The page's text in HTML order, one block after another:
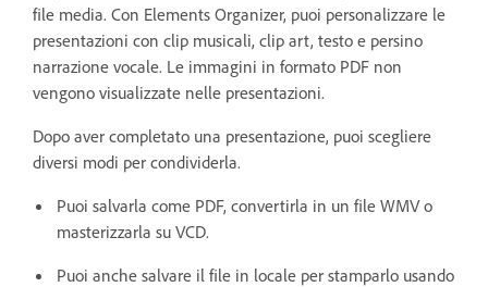
file media. Con Elements Organizer, puoi personalizzare le
presentazioni con clip musicali, clip art, testo e persino
narrazione vocale. Le immagini in formato PDF non
vengono visualizzate nelle presentazioni.
Dopo aver completato una presentazione, puoi scegliere
diversi modi per condividerla.
Puoi salvarla come PDF, convertirla in un file WMV o
masterizzarla su VCD.
Puoi anche salvare il file in locale per stamparlo usando